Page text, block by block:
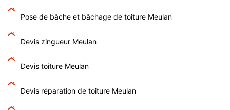
Pose de bâche et bâchage de toiture Meulan
Devis zingueur Meulan
Devis toiture Meulan
Devis réparation de toiture Meulan